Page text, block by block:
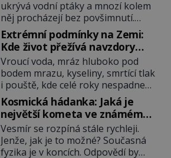
exploduje. Jejich konstrukce není
z levného kraje, daňové poplatníky
stojí miliardy dolarů. Na druhou
stranu zvládnou jen představitelné
věci. Na malé kousky Název:
Columbia První […]
ukrývá vodní ptáky a mnozí kolem
něj procházejí bez povšimnutí.
Přesto právě rákos pomáhal stavět
domy, vyrábět lodě, zapisovat první
texty a inspiroval řadu pověstí.
Tato skromná, ale užitečná
rostlina provází člověka už tisíce
let. Většina lidí vnímá rákos jen jako
obyčejnou kulisu letního koupání.
Stačí se však podívat […]
Extrémní podmínky na Zemi:
Kde život přežívá navzdory
všemu
Vroucí voda, mráz hluboko pod
bodem mrazu, kyseliny, smrtící tlak
i pouště, kde celé roky nespadne
jediná kapka deště. Na první
pohled místa, kde nemůže
existovat vůbec nic. Přesto právě
tady vědci objevují organismy,
které posouvají hranice života.
Kosmická hádanka: Jaká je
největší kometa ve známém
vesmíru?
Vesmír se rozpíná stále rychleji.
Jenže, jak je to možné? Současná
fyzika je v koncích. Odpovědí by